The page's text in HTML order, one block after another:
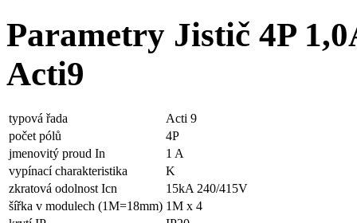
Parametry Jistič 4P
Acti9
typová řada
Acti 9
počet pólů
4P
jmenovitý proud In
1 A
vypínací charakteristika
K
zkratová odolnost Icn
15kA 240/415V
šířka v modulech (1M=18mm) 1M x 4